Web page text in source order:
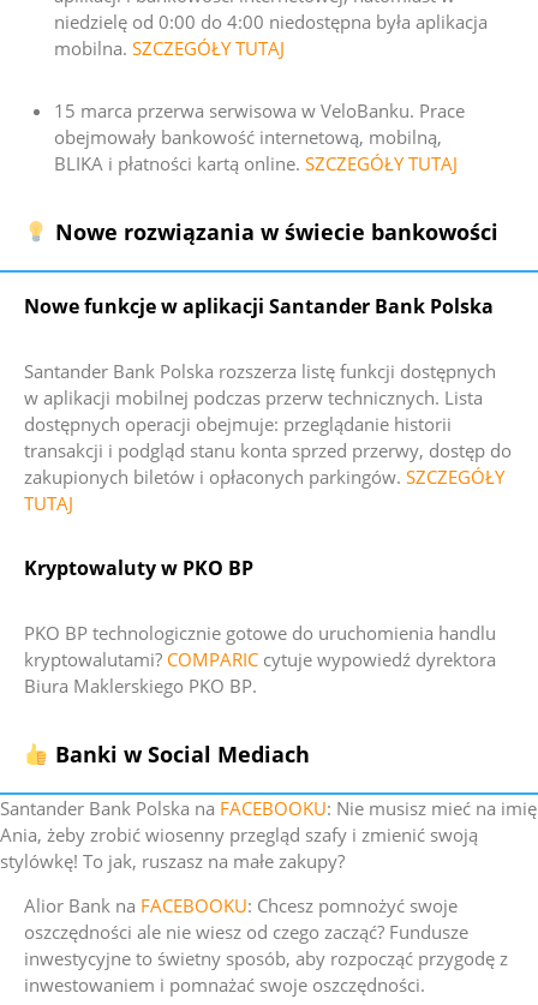
niedzielę od 0:00 do 4:00 niedostępna była aplikacja
mobilna. SZCZEGÓŁY TUTAJ
15 marca przerwa serwisowa w VeloBanku. Prace
obejmowały bankowość internetową, mobilną,
BLIKA i płatności kartą online. SZCZEGÓŁY TUTAJ
Nowe rozwiązania w świecie bankowości
Nowe funkcje w aplikacji Santander Bank Polska
Santander Bank Polska rozszerza listę funkcji dostępnych
w aplikacji mobilnej podczas przerw technicznych. Lista
dostępnych operacji obejmuje: przeglądanie historii
transakcji i podgląd stanu konta sprzed przerwy, dostęp do
zakupionych biletów i opłaconych parkingów. SZCZEGÓŁY
TUTAJ
Kryptowaluty w PKO BP
PKO BP technologicznie gotowe do uruchomienia handlu
kryptowalutami? COMPARIC cytuje wypowiedź dyrektora
Biura Maklerskiego PKO BP.
Banki w Social Mediach
Santander Bank Polska na FACEBOOKU: Nie musisz mieć na imię
Ania, żeby zrobić wiosenny przegląd szafy i zmienić swoją
stylówkę! To jak, ruszasz na małe zakupy?
Alior Bank na FACEBOOKU: Chcesz pomnożyć swoje
oszczędności ale nie wiesz od czego zacząć? Fundusze
inwestycyjne to świetny sposób, aby rozpocząć przygodę z
inwestowaniem i pomnażać swoje oszczędności.